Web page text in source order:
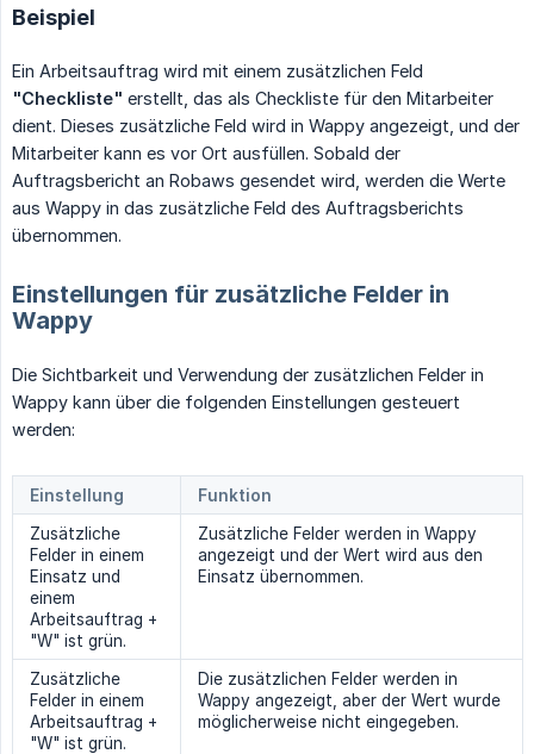
Beispiel
Ein Arbeitsauftrag wird mit einem zusätzlichen Feld
"Checkliste" erstellt, das als Checkliste für den Mitarbeiter
dient. Dieses zusätzliche Feld wird in Wappy angezeigt, und der
Mitarbeiter kann es vor Ort ausfüllen. Sobald der
Auftragsbericht an Robaws gesendet wird, werden die Werte
aus Wappy in das zusätzliche Feld des Auftragsberichts
übernommen.
Einstellungen für zusätzliche Felder in
Wappy
Die Sichtbarkeit und Verwendung der zusätzlichen Felder in
Wappy kann über die folgenden Einstellungen gesteuert
werden:
Einstellung
Funktion
Zusätzliche
Felder in einem
Einsatz und
einem
Arbeitsauftrag +
"W" ist grün.
Zusätzliche Felder werden in Wappy
angezeigt und der Wert wird aus den
Einsatz übernommen.
Zusätzliche
Felder in einem
Arbeitsauftrag +
"W" ist grün.
Die zusätzlichen Felder werden in
Wappy angezeigt, aber der Wert wurde
möglicherweise nicht eingegeben.